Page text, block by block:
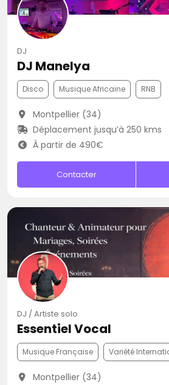
DJ
DJ Manelya
Disco Musique Africaine RNB
Montpellier (34)
Déplacement jusqu’à 250 kms
À partir de 490€
Contacter
DJ / Artiste solo
Essentiel Vocal
Musique Française Variété
Montpellier (34)